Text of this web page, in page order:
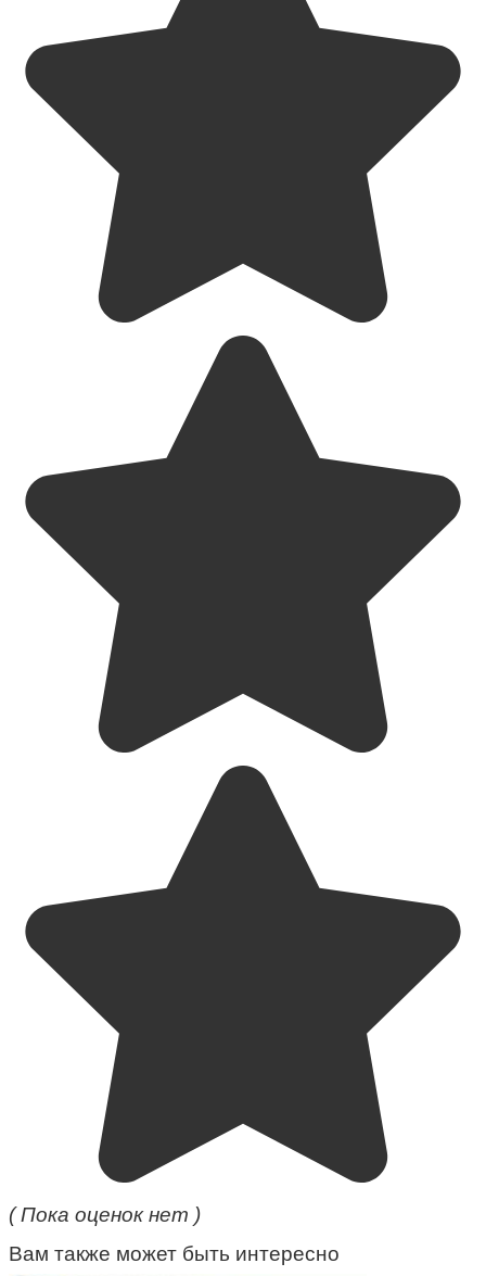
( Пока оценок нет )
Вам также может быть интересно